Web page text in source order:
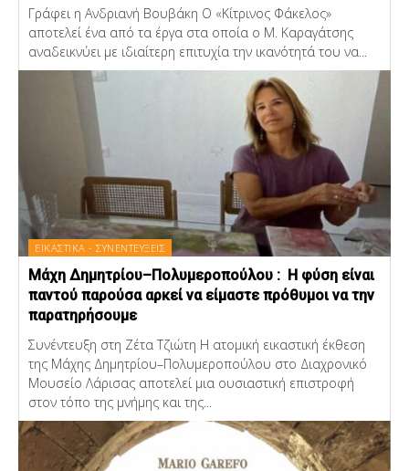
Γράφει η Ανδριανή Βουβάκη Ο «Κίτρινος Φάκελος»
αποτελεί ένα από τα έργα στα οποία ο Μ. Καραγάτσης
αναδεικνύει με ιδιαίτερη επιτυχία την ικανότητά του να...
ΕΙΚΑΣΤΙΚΑ - ΣΥΝΕΝΤΕΥΞΕΙΣ
Μάχη Δημητρίου–Πολυμεροπούλου : Η φύση είναι
παντού παρούσα αρκεί να είμαστε πρόθυμοι να την
παρατηρήσουμε
Συνέντευξη στη Ζέτα Τζιώτη Η ατομική εικαστική έκθεση
της Μάχης Δημητρίου–Πολυμεροπούλου στο Διαχρονικό
Μουσείο Λάρισας αποτελεί μια ουσιαστική επιστροφή
στον τόπο της μνήμης και της...